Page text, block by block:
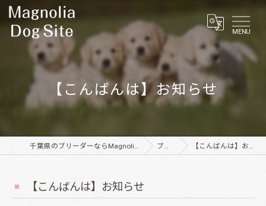
MENU
【こんばんは】お知らせ
千葉県のブリーダーならMagnolia Dog Site ブログ 【こんばんは】お知らせ
【こんばんは】お知らせ